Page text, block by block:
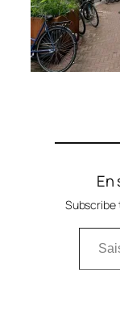
En
Saisissez votre adresse e-mail…